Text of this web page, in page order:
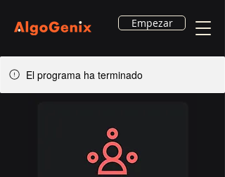
Empezar
El programa ha terminado